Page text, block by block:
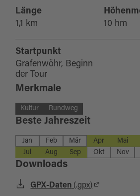
Länge
1,1 km
10 hm
Startpunkt
Grafenwöhr, Beginn
der Tour
Merkmale
Kultur Rundweg
Beste Jahreszeit
Jan Feb Mär Apr Mai
Jul
Aug Sep Okt Nov
Downloads
GPX-Daten (.gpx)